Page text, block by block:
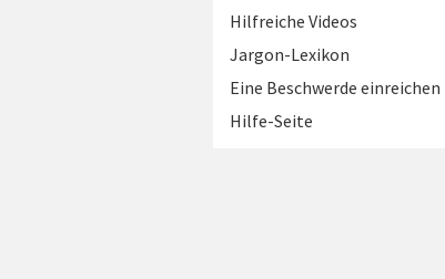
Hilfreiche Videos
Jargon-Lexikon
Eine Beschwerde einreichen
Hilfe-Seite